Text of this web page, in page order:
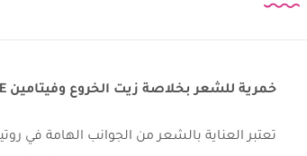
خمرية للشعر بخلاصة زيت الخروع وفيتامين E كويت شوب
تعتبر العناية بالشعر من الجوانب الهامة في